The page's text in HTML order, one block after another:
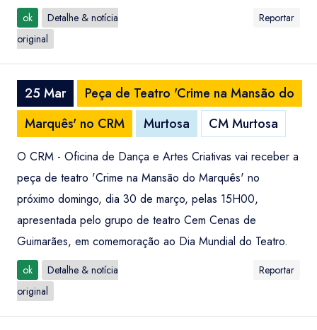
ok
Detalhe & notícia
original
Reportar
25 Mar
Peça de Teatro 'Crime na Mansão do
Marquês' no CRM
Murtosa CM Murtosa
O CRM - Oficina de Dança e Artes Criativas vai receber a
peça de teatro 'Crime na Mansão do Marquês' no
próximo domingo, dia 30 de março, pelas 15H00,
apresentada pelo grupo de teatro Cem Cenas de
Guimarães, em comemoração ao Dia Mundial do Teatro.
ok
Detalhe & notícia
original
Reportar